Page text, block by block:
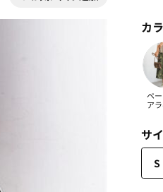
カ
ベ
ア
サ
S